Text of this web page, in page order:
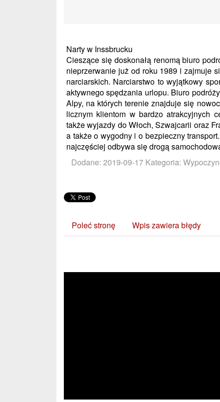
Narty w Inssbrucku
Cieszące się doskonałą renomą biuro
nieprzerwanie już od roku 1989 i zajmuje
narciarskich. Narciarstwo to wyjątkowy
aktywnego spędzania urlopu. Biuro
Alpy, na których terenie znajduje się
licznym klientom w bardzo atrakcyjnych
także wyjazdy do Włoch, Szwajcarii oraz
a także o wygodny i o bezpieczny
najczęściej odbywa się drogą
Dodane: 2019-09-17 Kategoria:
Poleć stronę Wpis zawiera błędy